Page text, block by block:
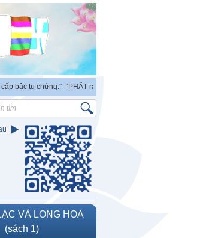
–“PHẬT ra đời có thẩm quyền độc lập chứng minh vũ trụ.
VÀ LONG HOA
(sách 1)